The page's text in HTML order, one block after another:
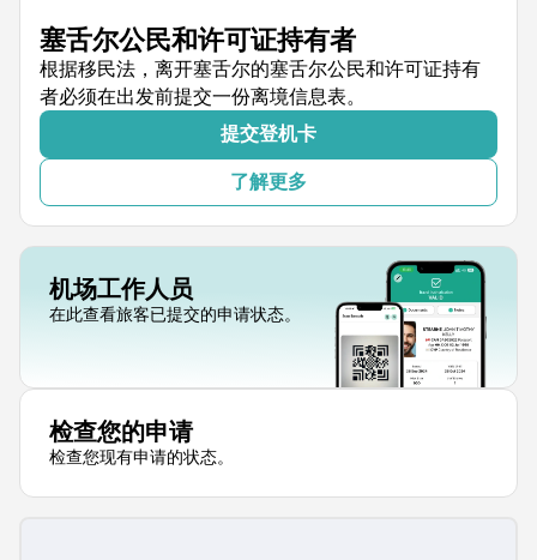
塞舌尔公民和许可证持有者
根据移民法，离开塞舌尔的塞舌尔公民和许可证持有
者必须在出发前提交一份离境信息表。
提交登机卡
了解更多
机场工作人员
在此查看旅客已提交的申请状态。
检查您的申请
检查您现有申请的状态。